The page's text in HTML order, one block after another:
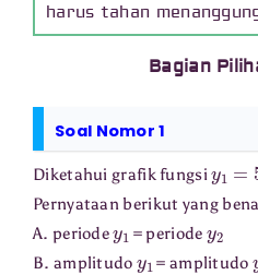
harus tahan
Bagian
Soal Nomor 1
Diketahui grafik fungsi
Pernyataan berikut yang
A. periode = periode y2
B. amplitudo 1 = amplitudo